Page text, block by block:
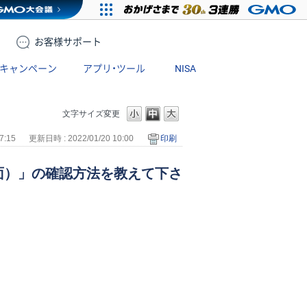
お客様サポート
キャンペーン アプリ・ツール NISA
文字サイズ変更
更新日時 : 2022/01/20 10:00 印刷
」の確認方法を教えて下さ